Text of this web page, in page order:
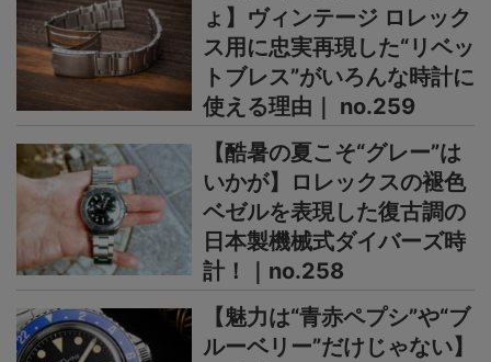
ょ】ヴィンテージ ロレック
ス用に忠実再現した“リベッ
トブレス”がいろんな時計に
使える理由｜ no.259
【酷暑の夏こそ“グレー”は
いかが】ロレックスの褪色
ベゼルを表現した復古調の
日本製機械式ダイバーズ時
計！｜no.258
【魅力は“青赤ペプシ”や“ブ
ルーベリー”だけじゃない】